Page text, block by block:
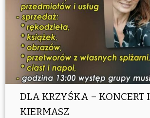
DLA KRZYŚKA – KONCERT I
KIERMASZ